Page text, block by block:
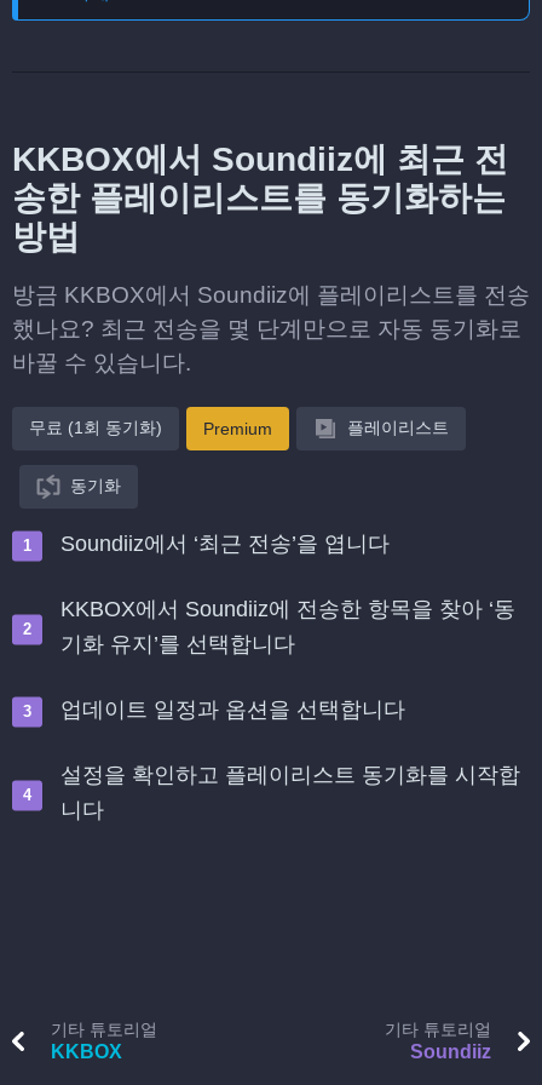
KKBOX에서 Soundiiz에 최근 전
송한 플레이리스트를 동기화하는
방법
방금 KKBOX에서 Soundiiz에 플레이리스트를 전송
했나요? 최근 전송을 몇 단계만으로 자동 동기화로
바꿀 수 있습니다.
무료 (1회 동기화) Premium 플레이리스트
동기화
Soundiiz에서 ‘최근 전송’을 엽니다
KKBOX에서 Soundiiz에 전송한 항목을 찾아 ‘동
기화 유지’를 선택합니다
업데이트 일정과 옵션을 선택합니다
설정을 확인하고 플레이리스트 동기화를 시작합
니다
기타 튜토리얼
KKBOX
기타 튜토리얼
Soundiiz